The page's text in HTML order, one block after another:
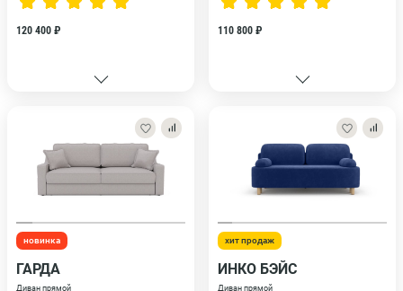
120 400 ₽ 110 800 ₽
новинка
ГАРДА
Диван прямой
хит продаж
ИНКО БЭЙС
Диван прямой